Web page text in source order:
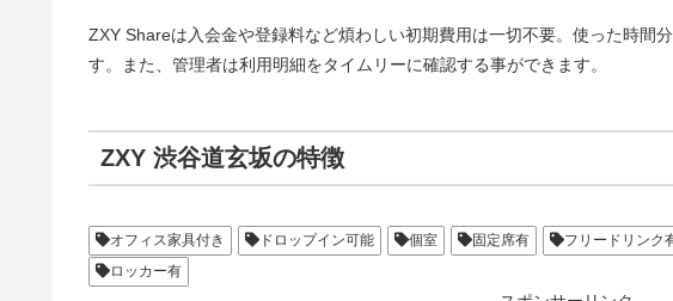
ZXY Shareは入会金や登録料など煩わしい初期費用は一切不要。使った時間
す。また、管理者は利用明細をタイムリーに確認する事ができます。
ZXY 渋谷道玄坂の特徴
オフィス家具付き ドロップイン可能 個室 固定席有 フリードリンク
ロッカー有